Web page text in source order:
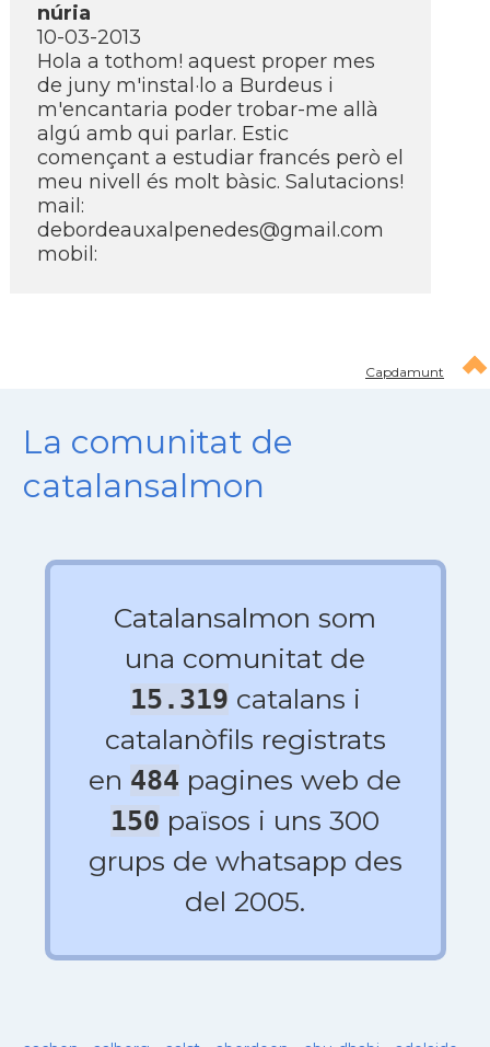
núria
10-03-2013
Hola a tothom! aquest proper mes
de juny m'instal·lo a Burdeus i
m'encantaria poder trobar-me allà
algú amb qui parlar. Estic
començant a estudiar francés però el
meu nivell és molt bàsic. Salutacions!
mail:
debordeauxalpenedes@gmail.com
mobil:
Capdamunt
La comunitat de
catalansalmon
Catalansalmon som
una comunitat de
15.319 catalans i
catalanòfils registrats
en 484 pagines web de
150 països i uns 300
grups de whatsapp des
del 2005.